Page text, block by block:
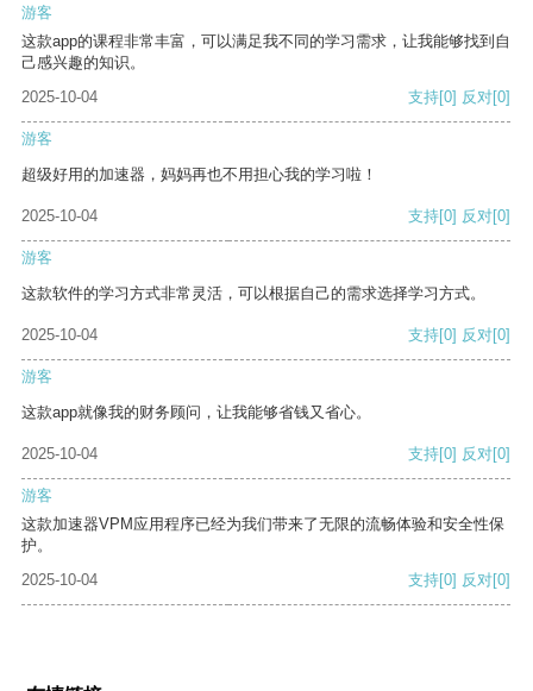
游客
这款app的课程非常丰富，可以满足我不同的学习需求，让我能够找到自
己感兴趣的知识。
2025-10-04
支持[0] 反对[0]
游客
超级好用的加速器，妈妈再也不用担心我的学习啦！
2025-10-04 支持[0] 反对[0]
游客
这款软件的学习方式非常灵活，可以根据自己的需求选择学习方式。
2025-10-04 支持[0] 反对[0]
游客
这款app就像我的财务顾问，让我能够省钱又省心。
2025-10-04 支持[0] 反对[0]
游客
这款加速器VPM应用程序已经为我们带来了无限的流畅体验和安全性保
护。
2025-10-04
支持[0] 反对[0]